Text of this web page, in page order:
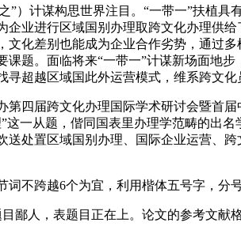
）计谋构思世界注目。“一带一”扶植
业进行区域国别办理取跨文化办理供
化差别也能成为企业合作劣势，通过
题。面临将来“一带一”计谋新场面地
超越区域国此外运营模式，维系跨文
届跨文化办理国际学术研讨会暨首届
一从题，偕同国表里办理学范畴的出
处置区域国别办理、国际企业运营、
跨越6个为宜，利用楷体五号字，分号
人，表题目正在上。论文的参考文献格